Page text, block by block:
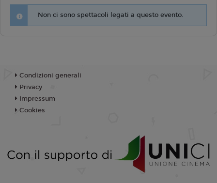
Non ci sono spettacoli legati a questo evento.
Condizioni generali
Privacy
Impressum
Cookies